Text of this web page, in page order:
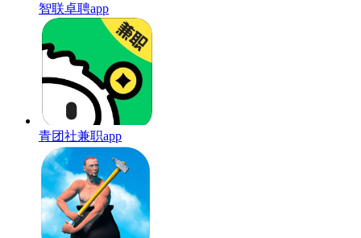
智联卓聘app
青团社兼职app